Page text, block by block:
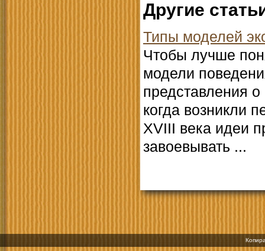
Другие
Типы моделей
Чтобы лучше
модели
представления
когда возникли
XVIII века идеи
завоевывать ...